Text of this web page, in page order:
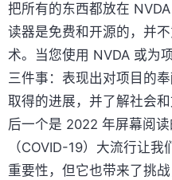
把所有的东西都放在
读器是免费和开源的，并
术。当您使用 NVDA 或为
三件事：表现出对项目的
取得的进展，并了解社会
后一个是 2022 年屏幕阅
（COVID-19）大流行让
重要性，但它也带来了挑